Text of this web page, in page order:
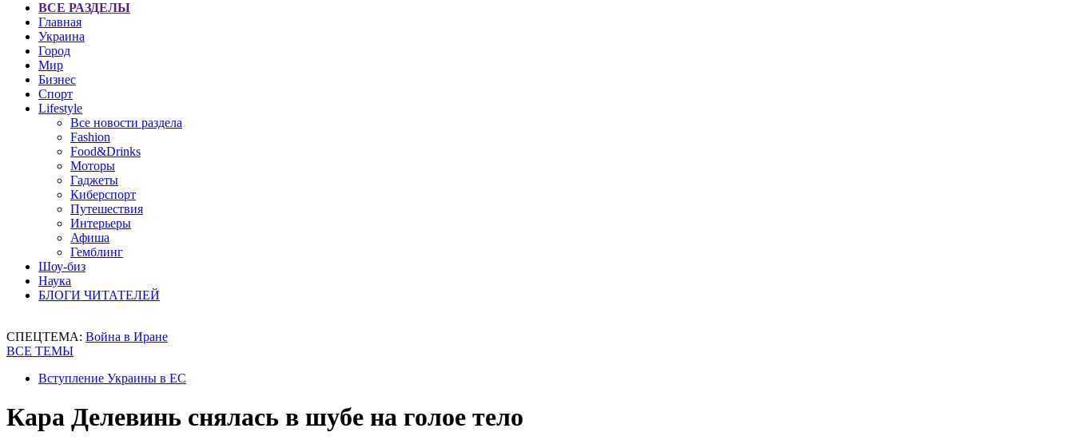
ВСЕ РАЗДЕЛЫ
Главная
Украина
Город
Мир
Бизнес
Спорт
Lifestyle
Все новости раздела
Fashion
Food&Drinks
Моторы
Гаджеты
Киберспорт
Путешествия
Интерьеры
Афиша
Гемблинг
Шоу-биз
Наука
БЛОГИ ЧИТАТЕЛЕЙ
СПЕЦТЕМА: Война в Иране
ВСЕ ТЕМЫ
Вступление Украины в ЕС
Кара Делевинь снялась в шубе на голое тело